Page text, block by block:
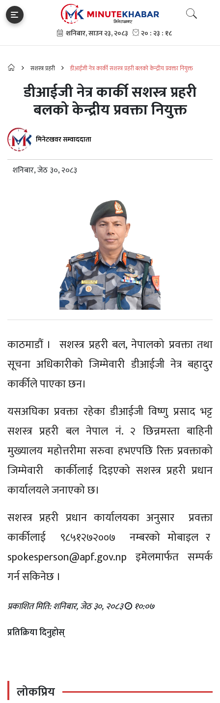
सशस्त्र प्रहरी डीआईजी नेत्र कार्की सशस्त्र प्रहरी बलको केन्द्रीय प्रवक्ता नियुक्त
डीआईजी नेत्र कार्की सशस्त्र प्रहरी
बलको केन्द्रीय प्रवक्ता नियुक्त
मिनेटखवर सम्वाददाता
शनिबार, जेठ ३०, २०८३
काठमाडौं । सशस्त्र प्रहरी बल, नेपालको प्रवक्ता तथा
सूचना अधिकारीको जिम्मेवारी डीआईजी नेत्र बहादुर
कार्कीले पाएका छन।
यसअघिका प्रवक्ता रहेका डीआईजी विष्णु प्रसाद भट्ट
सशस्त्र प्रहरी बल नेपाल नं. २ छिन्नमस्ता बाहिनी
मुख्यालय महोत्तरीमा सरुवा हभएपछि रिक्त प्रवक्ताको
जिम्मेवारी कार्कीलाई दिइएको सशस्त्र प्रहरी प्रधान
कार्यालयले जनाएको छ।
सशस्त्र प्रहरी प्रधान कार्यालयका अनुसार प्रवक्ता
कार्कीलाई ९८५१२७२००७ नम्बरको मोबाइल र
spokesperson@apf.gov.np इमेलमार्फत सम्पर्क
गर्न सकिनेछ ।
प्रकाशित मिति: शनिबार, जेठ ३०, २०८३ १०:०७
प्रतिक्रिया दिनुहोस्
लोकप्रिय